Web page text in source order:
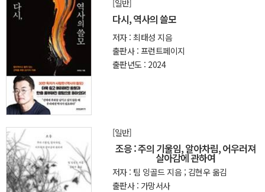
[일반]
다시, 역사의 쓸모
저자 : 최태성 지음
출판사 : 프런트페이지
출판년도 : 2024
[일반]
조응 : 주의 기울임, 알아차림, 어우러져
살아감에 관하여
저자 : 팀 잉골드 지음 ; 김현우 옮김
출판사 : 가망서사